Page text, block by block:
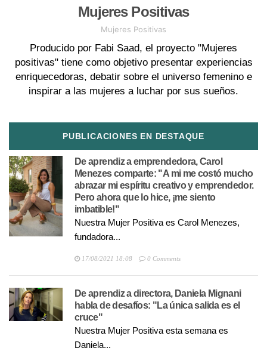
Mujeres Positivas
Mujeres Positivas
Producido por Fabi Saad, el proyecto "Mujeres
positivas" tiene como objetivo presentar experiencias
enriquecedoras, debatir sobre el universo femenino e
inspirar a las mujeres a luchar por sus sueños.
PUBLICACIONES EN DESTAQUE
De aprendiz a emprendedora, Carol
Menezes comparte: "A mi me costó mucho
abrazar mi espíritu creativo y emprendedor.
Pero ahora que lo hice, ¡me siento
imbatible!"
Nuestra Mujer Positiva es Carol Menezes,
fundadora...
17/08/2021 18:08 0 Comments
De aprendiz a directora, Daniela Mignani
habla de desafíos: "La única salida es el
cruce"
Nuestra Mujer Positiva esta semana es
Daniela...